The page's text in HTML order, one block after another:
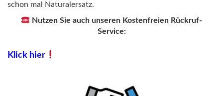
schon mal Naturalersatz.
Nutzen Sie auch unseren Kostenfreien Rückruf-
Service:
Klick hier